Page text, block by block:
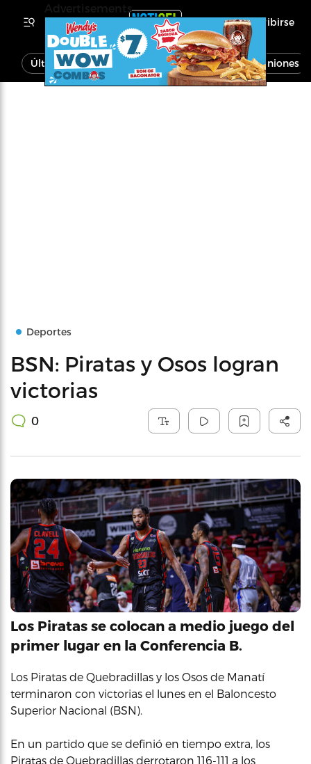
Inscribirse
Última Hora Noticias Economía Opiniones
Deportes
BSN: Piratas y Osos logran
victorias
0
Los Piratas se colocan a medio juego del
primer lugar en la Conferencia B.
Los Piratas de Quebradillas y los Osos de Manatí
terminaron con victorias el lunes en el Baloncesto
Superior Nacional (BSN).
En un partido que se definió en tiempo extra, los
Piratas de Quebradillas derrotaron 116-111 a los
Advertisements